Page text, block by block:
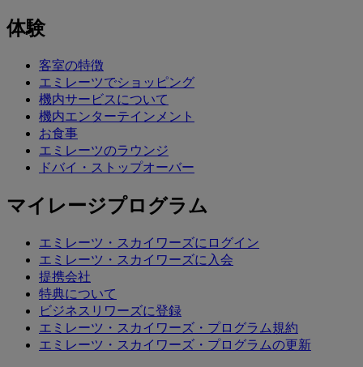
体験
客室の特徴
エミレーツでショッピング
機内サービスについて
機内エンターテインメント
お食事
エミレーツのラウンジ
ドバイ・ストップオーバー
マイレージプログラム
エミレーツ・スカイワーズにログイン
エミレーツ・スカイワーズに入会
提携会社
特典について
ビジネスリワーズに登録
エミレーツ・スカイワーズ・プログラム規約
エミレーツ・スカイワーズ・プログラムの更新